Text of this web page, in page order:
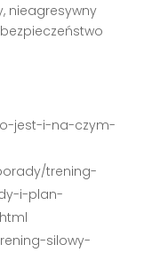
nieagresywny
jest-i-na-czym-
trening-
i-plan-
silowy-